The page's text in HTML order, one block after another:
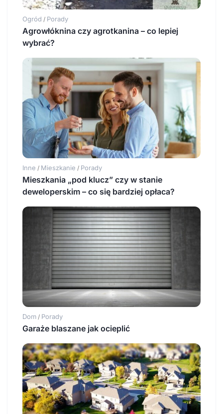
Ogród / Porady
Agrowłóknina czy agrotkanina – co lepiej
wybrać?
Inne / Mieszkanie / Porady
Mieszkania „pod klucz” czy w stanie
deweloperskim – co się bardziej opłaca?
Dom / Porady
Garaże blaszane jak ocieplić